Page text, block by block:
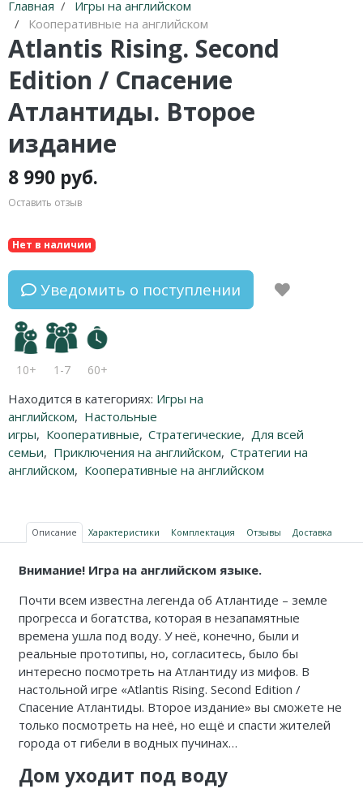
Главная
Игры на английском
Кооперативные на английском
Atlantis Rising. Second
Edition / Спасение
Атлантиды. Второе
издание
8 990 руб.
Оставить отзыв
Нет в наличии
Уведомить о поступлении
10+ 1-7 60+
Находится в категориях: Игры на
английском, Настольные
игры, Кооперативные, Стратегические, Для всей
семьи, Приключения на английском, Стратегии на
английском, Кооперативные на английском
Описание Характеристики Комплектация Отзывы Доставка
Внимание! Игра на английском языке.
Почти всем известна легенда об Атлантиде – земле
прогресса и богатства, которая в незапамятные
времена ушла под воду. У неё, конечно, были и
реальные прототипы, но, согласитесь, было бы
интересно посмотреть на Атлантиду из мифов. В
настольной игре «Atlantis Rising. Second Edition /
Спасение Атлантиды. Второе издание» вы сможете не
только посмотреть на неё, но ещё и спасти жителей
города от гибели в водных пучинах…
Дом уходит под воду